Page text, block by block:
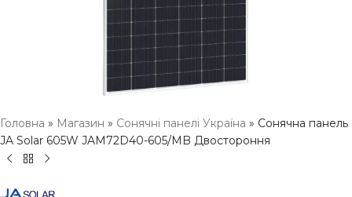
Головна » Магазин » Сонячні панелі Україна » Сонячна панель
JA Solar 605W JAM72D40-605/MB Двостороння